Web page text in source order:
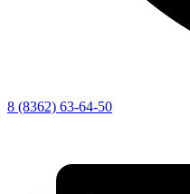
8 (8362) 63-64-50